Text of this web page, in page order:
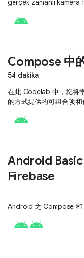
gerçek zamanlı
öğreneceksiniz.
Compose 中
54 dakika
在此 Codelab 中，您将
的方式提供的可组合项和
Android
Firebase
Android 之 Compose 和